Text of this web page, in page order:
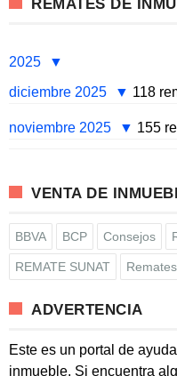
REMATES DE
2025
diciembre 2025
118
noviembre 2025 155
VENTA DE
BBVA BCP Consejos
REMATE SUNAT
ADVERTENCIA
Este es un portal de
inmueble. Si encuentra